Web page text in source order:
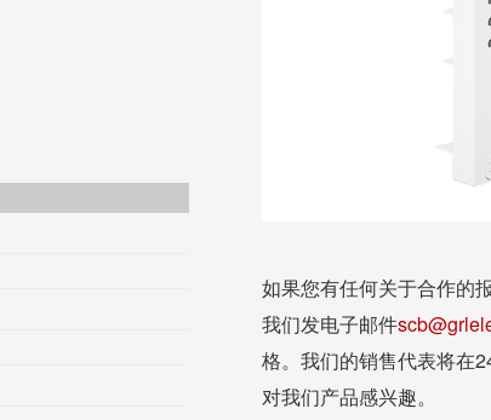
如果您有任何关于合作的
我们发电子邮件
格。我们的销售代表将在
对我们产品感兴趣。